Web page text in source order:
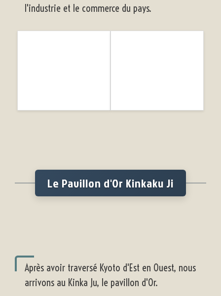
l'industrie et le commerce du pays.
Le Pavillon d'Or Kinkaku Ji
Après avoir traversé Kyoto d'Est en Ouest, nous
arrivons au Kinka Ju, le pavillon d'Or.